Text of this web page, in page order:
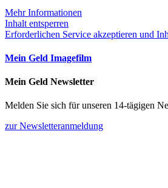
Mehr Informationen
Inhalt entsperren
Erforderlichen Service akzeptieren und
Mein Geld Imagefilm
Mein Geld Newsletter
Melden Sie sich für unseren 14-tägigen
zur Newsletteranmeldung